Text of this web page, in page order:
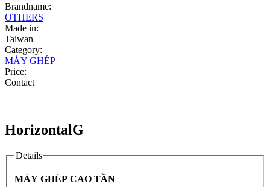
Brandname:
OTHERS
Made in:
Taiwan
Category:
MÁY GHÉP
Price:
Contact
HorizontalG
Details
MÁY GHÉP CAO TẦN